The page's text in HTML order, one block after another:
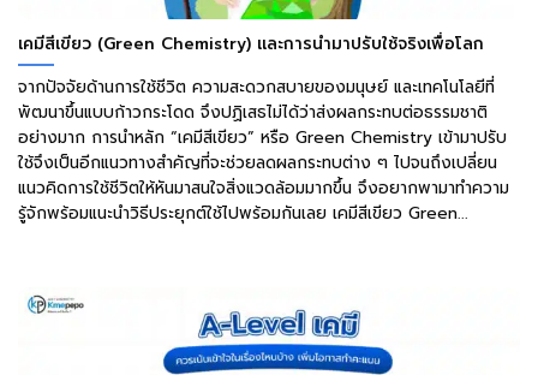
เคมีสีเขียว (Green Chemistry) และการนำมาปรับใช้จริงเพื่อโลก
จากปัจจัยด้านการใช้ชีวิต ความสะดวกสบายของมนุษย์ และเทคโนโลยีที่
พัฒนาขึ้นแบบก้าวกระโดด จึงปฏิเสธไม่ได้ว่าส่งผลกระทบต่อธรรมชาติ
อย่างมาก การนำหลัก “เคมีสีเขียว” หรือ Green Chemistry เข้ามาปรับ
ใช้จึงเป็นอีกแนวทางสำคัญที่จะช่วยลดผลกระทบต่าง ๆ ไปจนถึงเปลี่ยน
แนวคิดการใช้ชีวิตให้หันมาสนใจสิ่งแวดล้อมมากขึ้น จึงอยากพามาทำความ
รู้จักพร้อมแนะนำวิธีประยุกต์ใช้ไปพร้อมกันเลย เคมีสีเขียว Green...